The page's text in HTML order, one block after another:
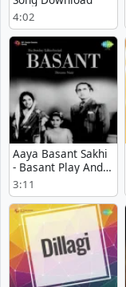
4:02
Aaya Basant Sakhi
- Basant Play And
Download mp3
song
3:11